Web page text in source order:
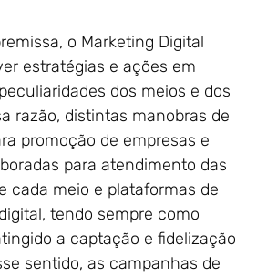
o Marketing Digital
estratégias e ações em
dos meios e dos
razão, distintas manobras de
promoção de empresas e
para atendimento das
cada meio e plataformas de
tendo sempre como
a captação e fidelização
sentido, as campanhas de